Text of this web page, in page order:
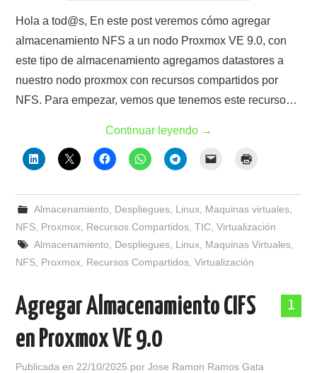
Hola a tod@s, En este post veremos cómo agregar
almacenamiento NFS a un nodo Proxmox VE 9.0, con
este tipo de almacenamiento agregamos datastores a
nuestro nodo proxmox con recursos compartidos por
NFS. Para empezar, vemos que tenemos este recurso…
Continuar leyendo →
Almacenamiento Despliegues, Linux, Maquinas virtuales,
NFS Proxmox Recursos Compartidos ,TIC ,Virtualización
Almacenamiento
Despliegues, Linux, Maquinas Virtuales,
NFS Proxmox Recursos Compartidos ,Virtualización
1
Agregar Almacenamiento CIFS
en Proxmox VE 9.0
Publicada en 22/10/2025 porJose Ramon Ramos Gata